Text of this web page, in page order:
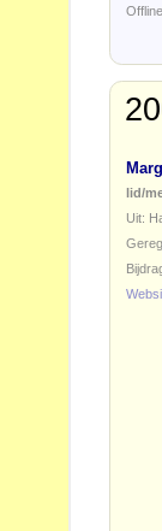
Offline
lid/
Uit: